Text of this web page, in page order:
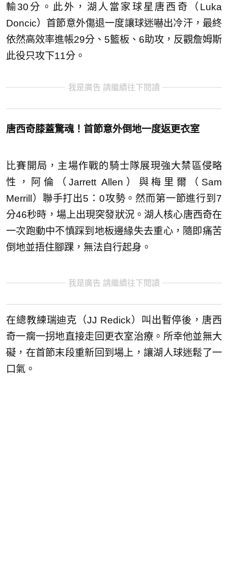
輸30分。此外，湖人當家球星唐西奇（Luka
Doncic）首節意外傷退一度讓球迷嚇出冷汗，最終
依然高效率進帳29分、5籃板、6助攻，反觀詹姆斯
此役只攻下11分。
我是廣告 請繼續往下閱讀
唐西奇膝蓋驚魂！首節意外倒地一度返更衣室
比賽開局，主場作戰的騎士隊展現強大禁區侵略
性，阿倫（Jarrett Allen）與梅里爾（Sam
Merrill）聯手打出5：0攻勢。然而第一節進行到7
分46秒時，場上出現突發狀況。湖人核心唐西奇在
一次跑動中不慎踩到地板邊緣失去重心，隨即痛苦
倒地並捂住腳踝，無法自行起身。
我是廣告 請繼續往下閱讀
在總教練瑞迪克（JJ Redick）叫出暫停後，唐西
奇一瘸一拐地直接走回更衣室治療。所幸他並無大
礙，在首節末段重新回到場上，讓湖人球迷鬆了一
口氣。